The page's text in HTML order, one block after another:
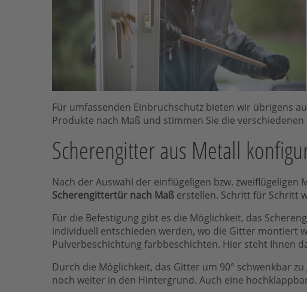
Für umfassenden Einbruchschutz bieten wir übrigens
Produkte nach Maß und stimmen Sie die
Scherengitter aus Metall
Nach der Auswahl der einflügeligen bzw.
Scherengittertür nach Maß erstellen. Schritt für Schritt
Für die Befestigung gibt es die Möglichkeit, das
individuell entschieden werden, wo die Gitter montiert
Pulverbeschichtung farbbeschichten. Hier steht Ihnen
Durch die Möglichkeit, das Gitter um 90° schwenkbar
noch weiter in den Hintergrund. Auch eine